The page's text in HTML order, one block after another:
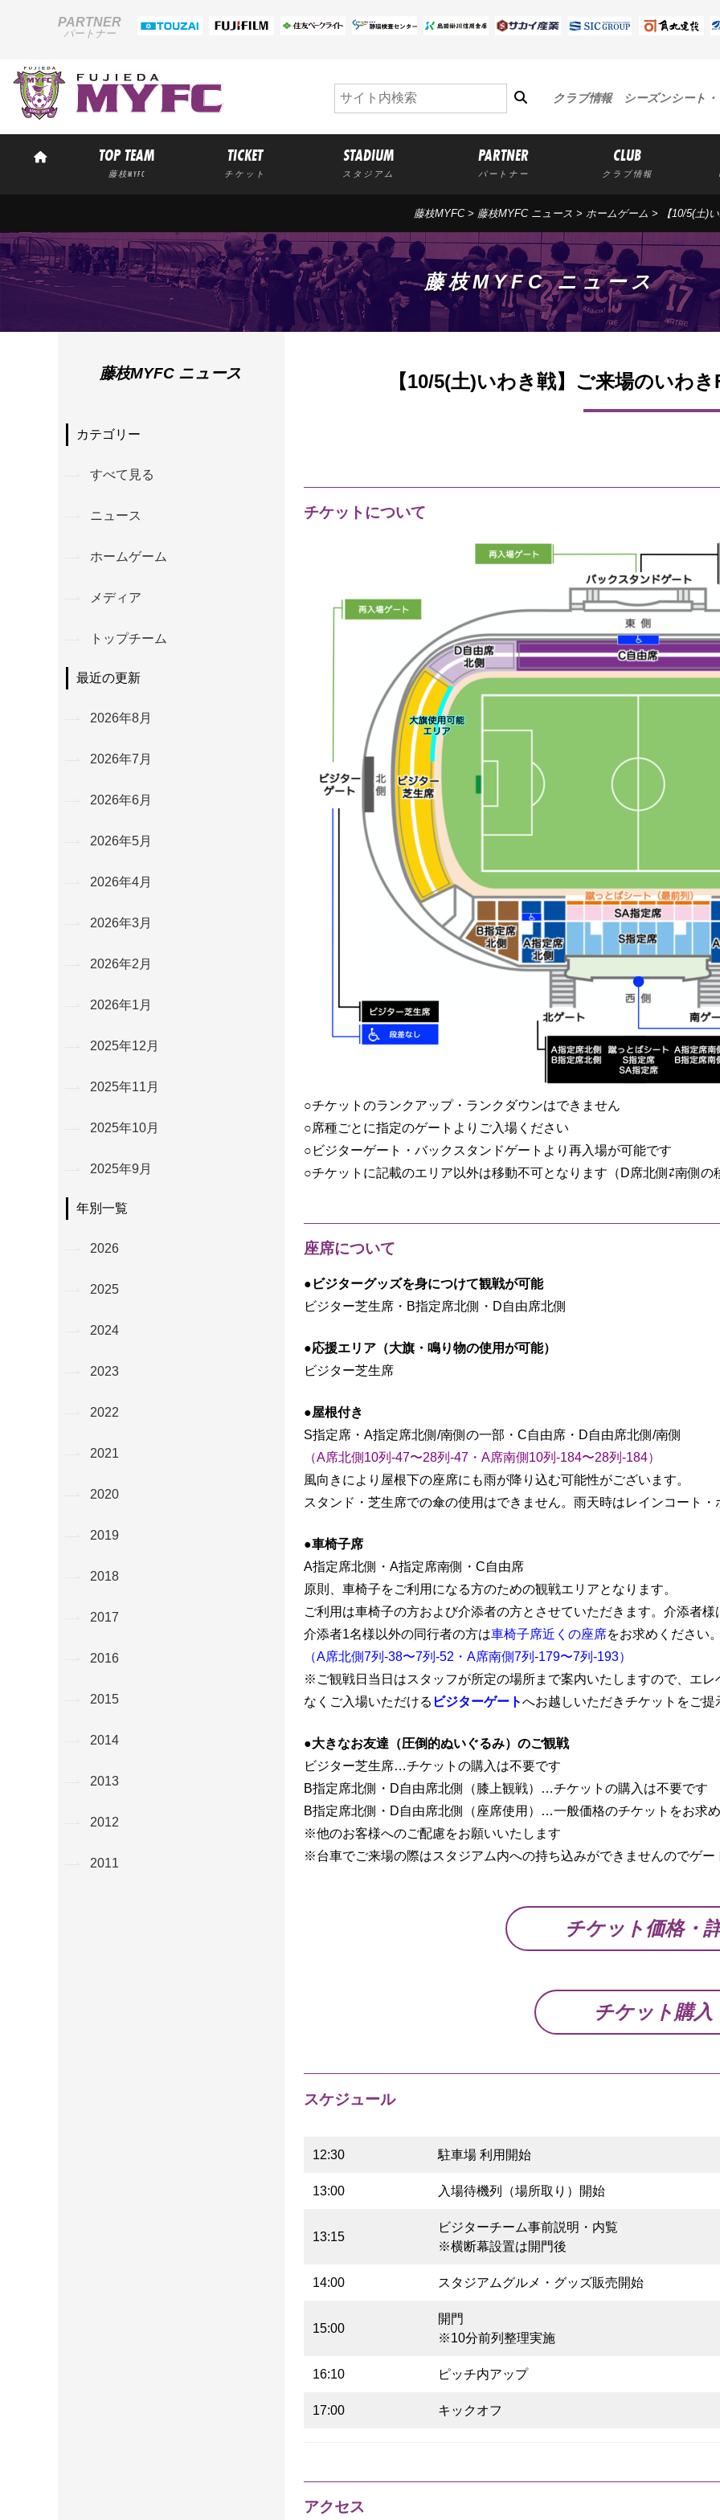
PARTNER
パートナー
クラブ情報 シーズンシート
TOP TEAM
藤枝MYFC
TICKET
チケット
STADIUM
スタジアム
PARTNER
パートナー
CLUB
クラブ情報
藤枝MYFC> 藤枝MYFC ニュース > ホームゲーム > 【10/5(土)
藤枝MYFC ニュース
【10/5(土)いわき戦】ご来場のいわ
チケットについて
○チケットのランクアップ・ランクダウンはできません
○席種ごとに指定のゲートよりご入場ください
○ビジターゲート・バックスタンドゲートより再入場が可能です
○チケットに記載のエリア以外は移動不可となります（D席北側⇄南側の
座席について
●ビジターグッズを身につけて観戦が可能
ビジター芝生席・B指定席北側・D自由席北側
●応援エリア（大旗・鳴り物の使用が可能）
ビジター芝生席
●屋根付き
S指定席・A指定席北側/南側の一部・C自由席・D自由席北側/南側
（A席北側10列-47〜28列-47・A席南側10列-184〜28列-184）
風向きにより屋根下の座席にも雨が降り込む可能性がございます。
スタンド・芝生席での傘の使用はできません。雨天時はレインコート・
●車椅子席
A指定席北側・A指定席南側・C自由席
原則、車椅子をご利用になる方のための観戦エリアとなります。
ご利用は車椅子の方および介添者の方とさせていただきます。介添者様
介添者1名様以外の同行者の方は車椅子席近くの座席をお求めください。
（A席北側7列-38〜7列-52・A席南側7列-179〜7列-193）
※ご観戦日当日はスタッフが所定の場所まで案内いたしますので、エレ
なくご入場いただける ビジターゲートへお越しいただきチケットをご提
●大きなお友達（圧倒的ぬいぐるみ）のご観戦
ビジター芝生席…チケットの購入は不要です
B指定席北側・D自由席北側（膝上観戦）…チケットの購入は不要です
B指定席北側・D自由席北側（座席使用）…一般価格のチケットをお求
※他のお客様へのご配慮をお願いいたします
※台車でご来場の際はスタジアム内への持ち込みができませんのでゲ
チケット価格・
チケット購入
スケジュール
12:30 駐車場 利用開始
13:00 入場待機列（場所取り）開始
13:15
ビジターチーム事前説明・内覧
※横断幕設置は開門後
14:00 スタジアムグルメ・グッズ販売開始
15:00
開門
※10分前列整理実施
16:10 ピッチ内アップ
17:00 キックオフ
アクセス
藤枝MYFC ニュース
カテゴリー
すべて見る
ニュース
ホームゲーム
メディア
トップチーム
最近の更新
2026年8月
2026年7月
2026年6月
2026年5月
2026年4月
2026年3月
2026年2月
2026年1月
2025年12月
2025年11月
2025年10月
2025年9月
年別一覧
2026
2025
2024
2023
2022
2021
2020
2019
2018
2017
2016
2015
2014
2013
2012
2011